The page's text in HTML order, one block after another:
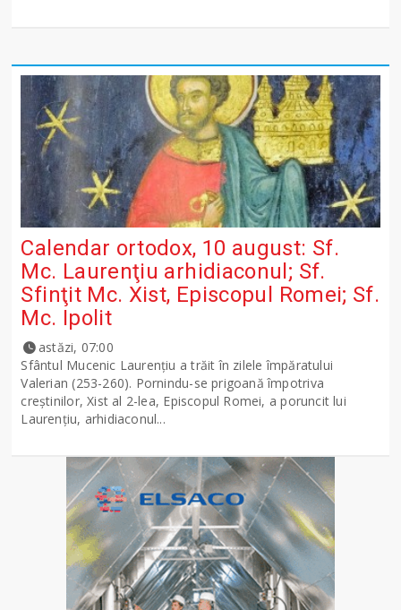
Calendar ortodox, 10 august: Sf.
Mc. Laurenţiu arhidiaconul; Sf.
Sfinţit Mc. Xist, Episcopul Romei; Sf.
Mc. Ipolit
astăzi, 07:00
Sfântul Mucenic Laurenţiu a trăit în zilele împăratului
Valerian (253-260). Pornindu-se prigoană împotriva
creştinilor, Xist al 2-lea, Episcopul Romei, a poruncit lui
Laurenţiu, arhidiaconul...